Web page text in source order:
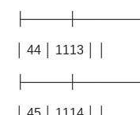
│ 44 │ 1113 │ │